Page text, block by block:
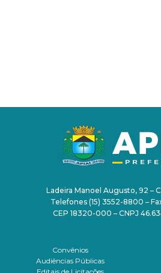
Ladeira Manoel Augusto, 92 –
Telefones (15) 3552-8800 –
CEP 18320-000 – CNPJ
Convênios
Audiências Públicas